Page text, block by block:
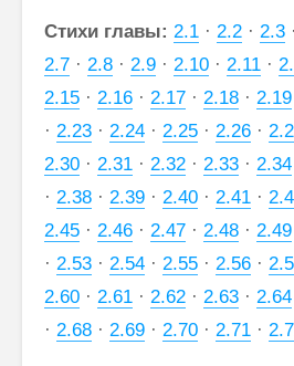
Стихи главы: 2.1 · 2.2 · 2.3 ·
2.7 · 2.8 · 2.9 · 2.10 · 2.11 ·
2.15 · 2.16 · 2.17 · 2.18 · 2.19
· 2.23 · 2.24 · 2.25 · 2.26 ·
2.30 · 2.31 · 2.32 · 2.33 · 2.34
· 2.38 · 2.39 · 2.40 · 2.41 ·
2.45 · 2.46 · 2.47 · 2.48 · 2.49
· 2.53 · 2.54 · 2.55 · 2.56 ·
2.60 · 2.61 · 2.62 · 2.63 · 2.64
· 2.68 · 2.69 · 2.70 · 2.71 ·